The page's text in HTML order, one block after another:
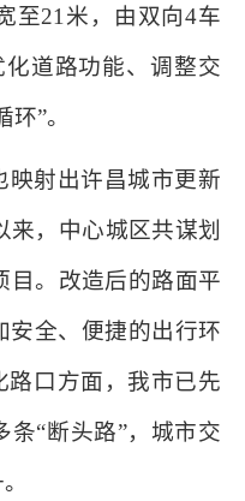
至21米，由双向4车
道路功能、调整交
”。
映射出许昌城市更新
来，中心城区共谋划
目。改造后的路面平
安全、便捷的出行环
路口方面，我市已先
条“断头路”，城市交